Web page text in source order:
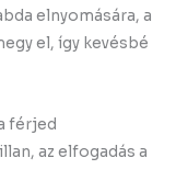
elnyomására, a
el, így kevésbé
férjed
az elfogadás a